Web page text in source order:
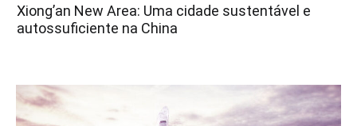
Xiong’an New Area: Uma cidade sustentável e
autossuficiente na China